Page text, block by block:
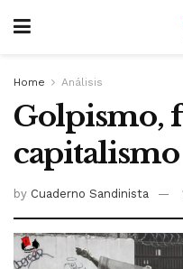
Home Análisis
Golpismo,
capitalismo
by Cuaderno Sandinista